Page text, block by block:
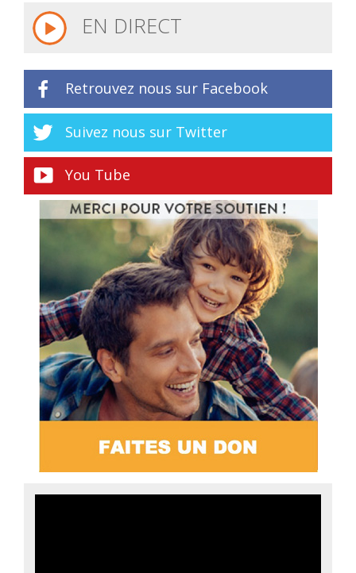
EN DIRECT
Retrouvez nous sur Facebook
Suivez nous sur Twitter
You Tube